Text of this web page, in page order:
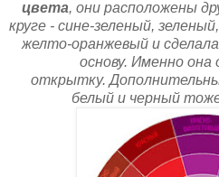
цвета, они расположены
круге - сине-зеленый,
желто-оранжевый и
основу. Именно она
открытку.
белый и черный